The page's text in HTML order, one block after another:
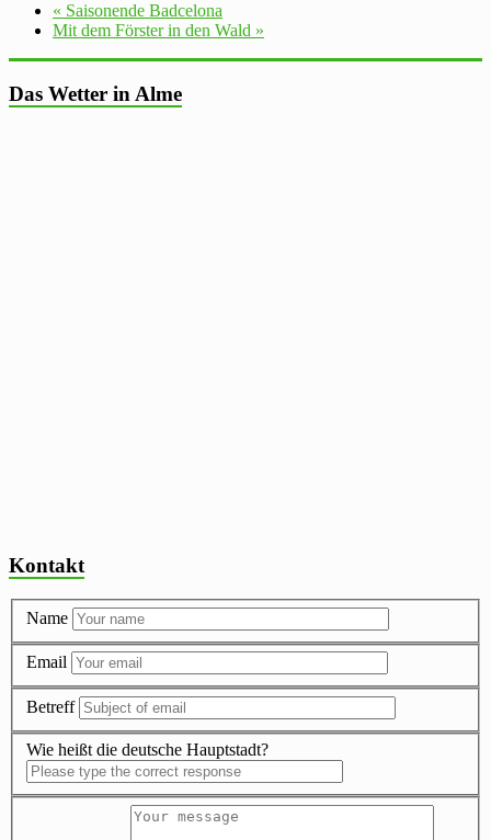
« Saisonende Badcelona
Mit dem Förster in den Wald »
Das Wetter in Alme
Kontakt
Name
Email
Betreff
Wie heißt die deutsche Hauptstadt?